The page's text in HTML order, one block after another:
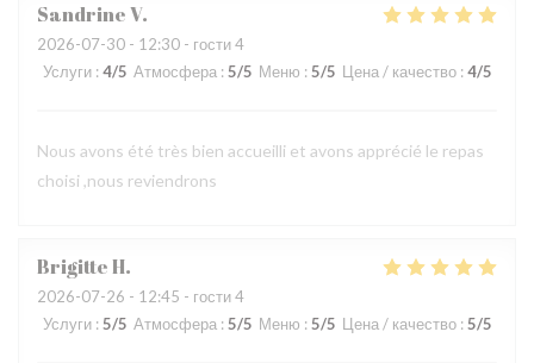
SandrineV
2026-07-30 - 12:30 - гости 4
Услуги : 4/5 Атмосфера : 5/5 Меню : 5/5 Цена / качество : 4/5
Nous avons été très bien accueilli et avons apprécié le repas
choisi ,nous reviendrons
BrigitteH
2026-07-26 - 12:45 - гости 4
Услуги : 5/5 Атмосфера : 5/5 Меню : 5/5 Цена / качество : 5/5